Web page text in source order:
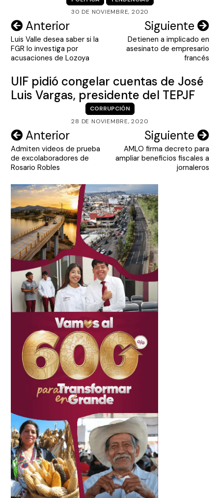
30 DE NOVIEMBRE, 2020
Navegación
de
entradas
Anterior
Luis Valle desea saber si la
FGR lo investiga por
acusaciones de Lozoya
Siguiente
Detienen a implicado en
asesinato de empresario
francés
UIF pidió congelar cuentas de José
Luis Vargas, presidente del TEPJF
CORRUPCIÓN
28 DE NOVIEMBRE, 2020
Navegación
de
entradas
Anterior
Admiten videos de prueba
de excolaboradores de
Rosario Robles
Siguiente
AMLO firma decreto para
ampliar beneficios fiscales a
jornaleros